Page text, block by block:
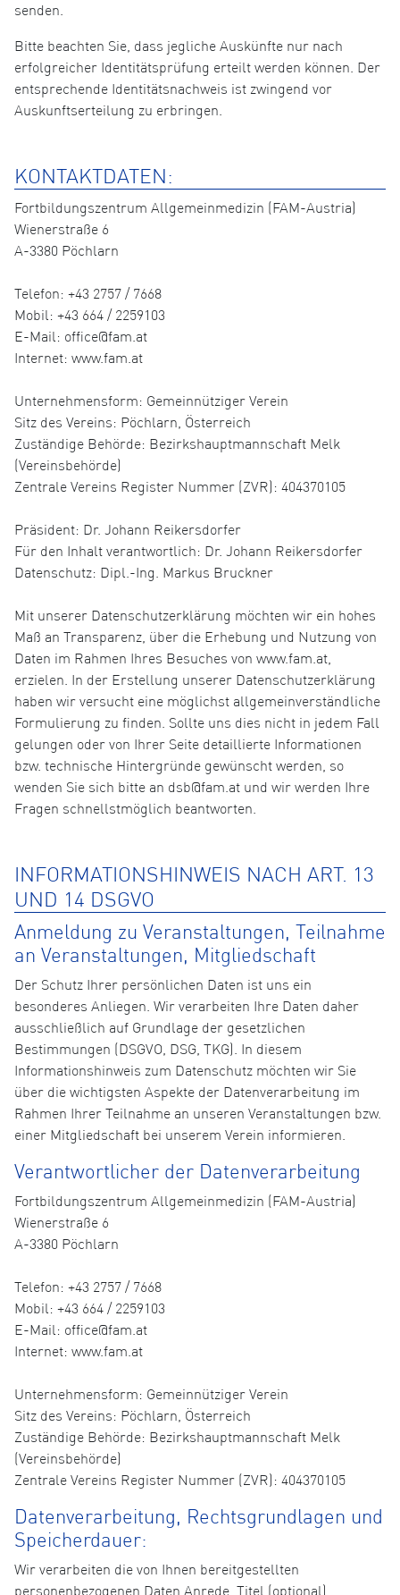
senden.
Bitte beachten Sie, dass jegliche Auskünfte nur nach
erfolgreicher Identitätsprüfung erteilt werden können. Der
entsprechende Identitätsnachweis ist zwingend vor
Auskunftserteilung zu erbringen.
KONTAKTDATEN:
Fortbildungszentrum Allgemeinmedizin (FAM-Austria)
Wienerstraße 6
A-3380 Pöchlarn
Telefon: +43 2757 / 7668
Mobil: +43 664 / 2259103
E-Mail: office@fam.at
Internet: www.fam.at
Unternehmensform: Gemeinnütziger Verein
Sitz des Vereins: Pöchlarn, Österreich
Zuständige Behörde: Bezirkshauptmannschaft Melk
(Vereinsbehörde)
Zentrale Vereins Register Nummer (ZVR): 404370105
Präsident: Dr. Johann Reikersdorfer
Für den Inhalt verantwortlich: Dr. Johann Reikersdorfer
Datenschutz: Dipl.-Ing. Markus Bruckner
Mit unserer Datenschutzerklärung möchten wir ein hohes
Maß an Transparenz, über die Erhebung und Nutzung von
Daten im Rahmen Ihres Besuches von www.fam.at,
erzielen. In der Erstellung unserer Datenschutzerklärung
haben wir versucht eine möglichst allgemeinverständliche
Formulierung zu finden. Sollte uns dies nicht in jedem Fall
gelungen oder von Ihrer Seite detaillierte Informationen
bzw. technische Hintergründe gewünscht werden, so
wenden Sie sich bitte an dsb@fam.at und wir werden Ihre
Fragen schnellstmöglich beantworten.
INFORMATIONSHINWEIS NACH ART. 13
UND 14 DSGVO
Anmeldung zu Veranstaltungen, Teilnahme
an Veranstaltungen, Mitgliedschaft
Der Schutz Ihrer persönlichen Daten ist uns ein
besonderes Anliegen. Wir verarbeiten Ihre Daten daher
ausschließlich auf Grundlage der gesetzlichen
Bestimmungen (DSGVO, DSG, TKG). In diesem
Informationshinweis zum Datenschutz möchten wir Sie
über die wichtigsten Aspekte der Datenverarbeitung im
Rahmen Ihrer Teilnahme an unseren Veranstaltungen bzw.
einer Mitgliedschaft bei unserem Verein informieren.
Verantwortlicher der Datenverarbeitung
Fortbildungszentrum Allgemeinmedizin (FAM-Austria)
Wienerstraße 6
A-3380 Pöchlarn
Telefon: +43 2757 / 7668
Mobil: +43 664 / 2259103
E-Mail: office@fam.at
Internet: www.fam.at
Unternehmensform: Gemeinnütziger Verein
Sitz des Vereins: Pöchlarn, Österreich
Zuständige Behörde: Bezirkshauptmannschaft Melk
(Vereinsbehörde)
Zentrale Vereins Register Nummer (ZVR): 404370105
Datenverarbeitung, Rechtsgrundlagen und
Speicherdauer:
Wir verarbeiten die von Ihnen bereitgestellten
personenbezogenen Daten Anrede, Titel (optional),